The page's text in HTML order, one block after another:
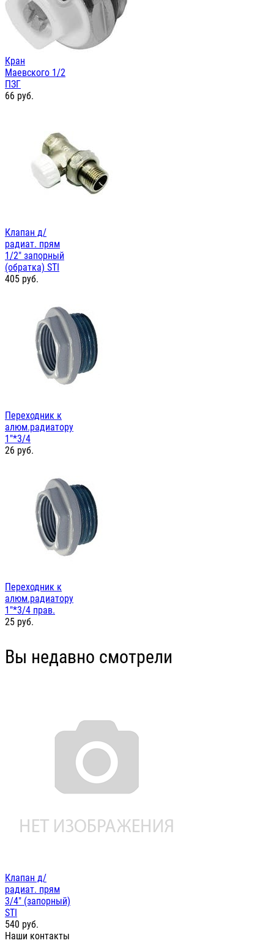
Кран
Маевского 1/2
ПЗГ
66 руб.
Клапан д/
радиат. прям
1/2" запорный
(обратка) STI
405 руб.
Переходник к
алюм.радиатору
1"*3/4
26 руб.
Переходник к
алюм.радиатору
1"*3/4 прав.
25 руб.
Вы недавно смотрели
Клапан д/
радиат. прям
3/4" (запорный)
STI
540 руб.
Наши контакты